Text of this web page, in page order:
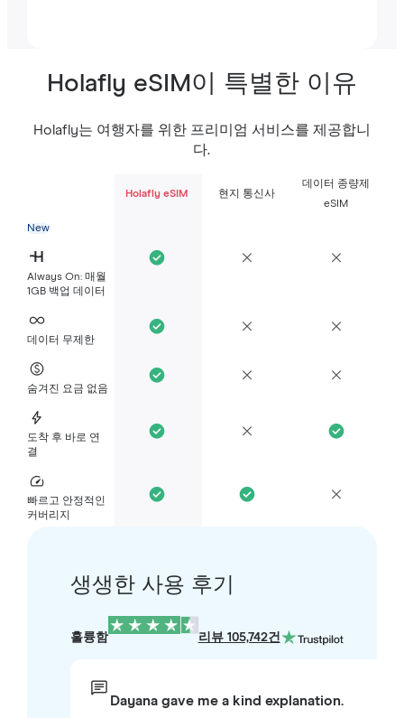
Holafly eSIM이 특별한 이유
Holafly는 여행자를 위한 프리미엄 서비스를 제공합니
다.
Holafly eSIM 현지 통신사
데이터 종량제
eSIM
New
Always On: 매월
1GB 백업 데이터
데이터 무제한
숨겨진 요금 없음
도착 후 바로 연
결
빠르고 안정적인
커버리지
생생한 사용 후기
훌륭함 리뷰 105,742건
Dayana gave me a kind explanation.